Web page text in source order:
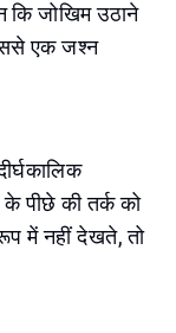
कि जोखिम उठाने
एक जश्न
के पीछे की तर्क को
में नहीं देखते, तो